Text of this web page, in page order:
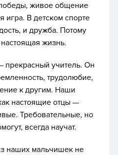
живое общение
игра. В детском спорте
и дружба. Потому
настоящая жизнь.
прекрасный учитель. Он
трудолюбие,
к другим. Наши
настоящие отцы —
Требовательные, но
всегда научат.
наших мальчишек не